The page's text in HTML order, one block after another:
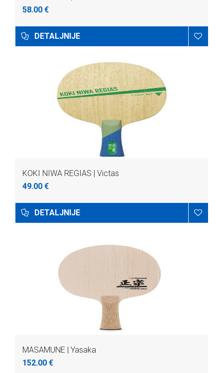
58.00 €
DETALJNIJE
KOKI NIWA REGIAS | Victas
49.00 €
DETALJNIJE
MASAMUNE | Yasaka
152.00 €